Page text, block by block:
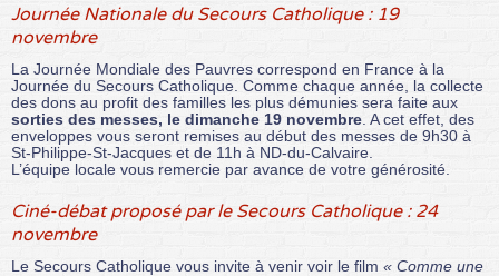
Journée Nationale du Secours Catholique : 19
novembre
La Journée Mondiale des Pauvres correspond en France à la
Journée du Secours Catholique. Comme chaque année, la collecte
des dons au profit des familles les plus démunies sera faite aux
sorties des messes, le dimanche 19 novembre . A cet effet, des
enveloppes vous seront remises au début des messes de 9h30 à
St-Philippe-St-Jacques et de 11h à ND-du-Calvaire.
L’équipe locale vous remercie par avance de votre générosité.
Ciné-débat proposé par le Secours Catholique : 24
novembre
Le Secours Catholique vous invite à venir voir le film « Comme une